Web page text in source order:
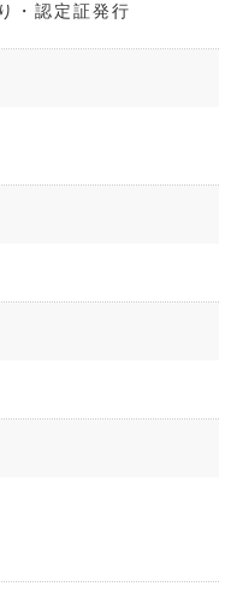
認定証発行